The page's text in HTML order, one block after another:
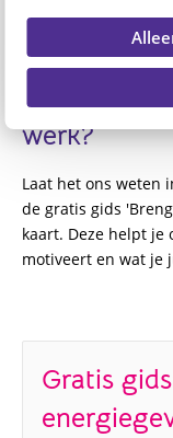
dan de gratis gids:
energievreters in
Waar krijg
werk?
Laat het ons weten
de gratis gids
kaart. Deze helpt
motiveert en wat je
Gratis